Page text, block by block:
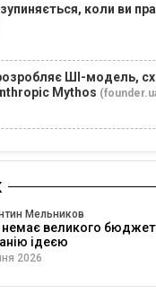
коли ви
ШІ-модель,
Mythos
Мельников
великого
ідеєю
2026